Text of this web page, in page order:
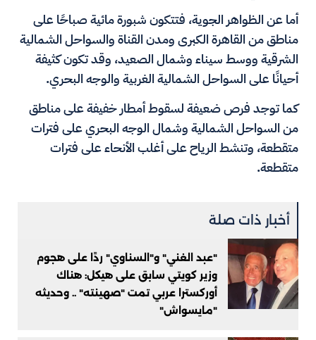
أما عن الظواهر الجوية، فتتكون شبورة مائية صباحًا على
مناطق من القاهرة الكبرى ومدن القناة والسواحل الشمالية
الشرقية ووسط سيناء وشمال الصعيد، وقد تكون كثيفة
أحيانًا على السواحل الشمالية الغربية والوجه البحري.
كما توجد فرص ضعيفة لسقوط أمطار خفيفة على مناطق
من السواحل الشمالية وشمال الوجه البحري على فترات
متقطعة، وتنشط الرياح على أغلب الأنحاء على فترات
متقطعة.
أخبار ذات صلة
"عبد الغني" و"السناوي" ردًا على هجوم
وزير كويتي سابق على هيكل: هناك
أوركسترا عربي تمت "صهينته" .. وحديثه
"مايسواش"